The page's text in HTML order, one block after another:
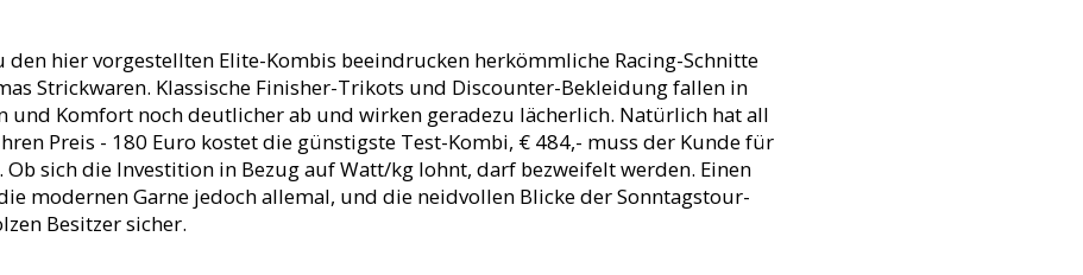
den hier vorgestellten Elite-Kombis beeindrucken herkömmliche Racing-Schnitte
Strickwaren. Klassische Finisher-Trikots und Discounter-Bekleidung fallen in
und Komfort noch deutlicher ab und wirken geradezu lächerlich. Natürlich hat all
Preis - 180 Euro kostet die günstigste Test-Kombi, € 484,- muss der Kunde für
sich die Investition in Bezug auf Watt/kg lohnt, darf bezweifelt werden. Einen
modernen Garne jedoch allemal, und die neidvollen Blicke der Sonntagstour-
Besitzer sicher.